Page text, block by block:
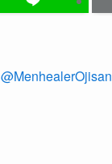
@MenhealerOjisan